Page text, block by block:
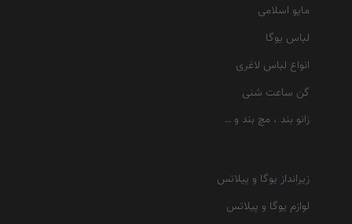
مایو اسلامی
لباس یوگا
انواع لباس لاغری
گن ساعت شنی
زانو بند ، مچ بند و …
زیرانداز یوگا و پیلاتس
لوازم یوگا و پیلاتس